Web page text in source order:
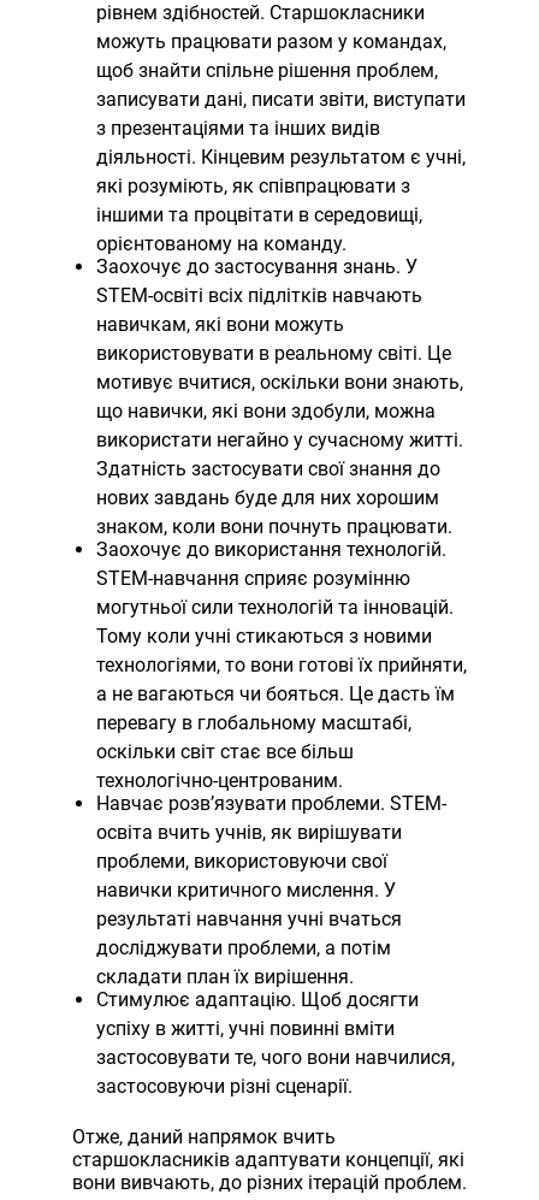
рівнем здібностей. Старшокласники
можуть працювати разом у командах,
щоб знайти спільне рішення проблем,
записувати дані, писати звіти, виступати
з презентаціями та інших видів
діяльності. Кінцевим результатом є учні,
які розуміють, як співпрацювати з
іншими та процвітати в середовищі,
орієнтованому на команду.
Заохочує до застосування знань. У
STEM-освіті всіх підлітків навчають
навичкам, які вони можуть
використовувати в реальному світі. Це
мотивує вчитися, оскільки вони знають,
що навички, які вони здобули, можна
використати негайно у сучасному житті.
Здатність застосувати свої знання до
нових завдань буде для них хорошим
знаком, коли вони почнуть працювати.
Заохочує до використання технологій.
STEM-навчання сприяє розумінню
могутньої сили технологій та інновацій.
Тому коли учні стикаються з новими
технологіями, то вони готові їх прийняти,
а не вагаються чи бояться. Це дасть їм
перевагу в глобальному масштабі,
оскільки світ стає все більш
технологічно-центрованим.
Навчає розв’язувати проблеми. STEM-
освіта вчить учнів, як вирішувати
проблеми, використовуючи свої
навички критичного мислення. У
результаті навчання учні вчаться
досліджувати проблеми, а потім
складати план їх вирішення.
Стимулює адаптацію. Щоб досягти
успіху в житті, учні повинні вміти
застосовувати те, чого вони навчилися,
застосовуючи різні сценарії.
Отже, даний напрямок вчить
старшокласників адаптувати концепції, які
вони вивчають, до різних ітерацій проблем.